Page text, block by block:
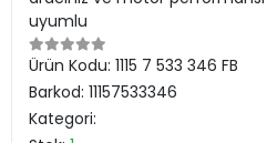
uyumlu
Ürün Kodu: 1115 7 533 346 FB
Barkod: 11157533346
Kategori: